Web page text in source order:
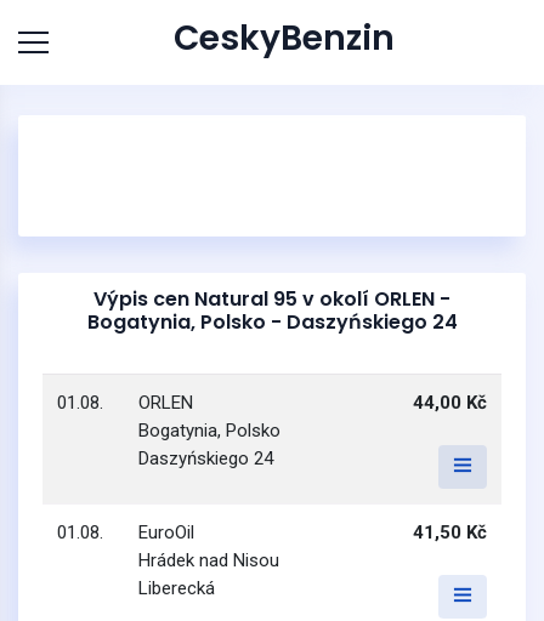
CeskyBenzin
Výpis cen Natural 95 v okolí ORLEN -
Bogatynia, Polsko - Daszyńskiego 24
01.08.
ORLEN
Bogatynia, Polsko
Daszyńskiego 24
44,00 Kč
01.08.
EuroOil
Hrádek nad Nisou
Liberecká
41,50 Kč